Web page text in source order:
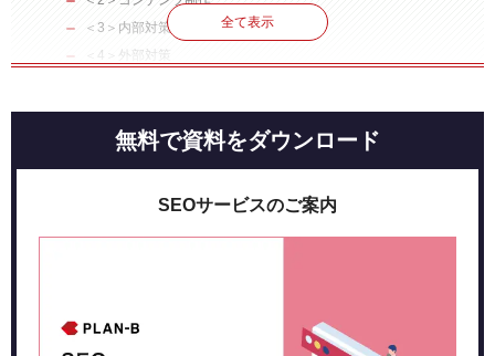
＜3＞内部対策
＜4＞外部対策
全て表示
無料で資料をダウンロード
SEOサービスのご案内